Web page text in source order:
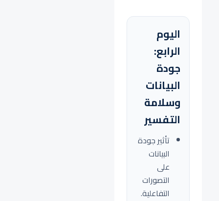
اليوم
الرابع:
جودة
البيانات
وسلامة
التفسير
تأثير جودة
البيانات
على
التصورات
التفاعلية.